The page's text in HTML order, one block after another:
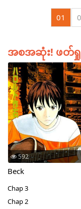
01
အစအဆုံး! ဖတ်
592
Beck
Chap 3
Chap 2